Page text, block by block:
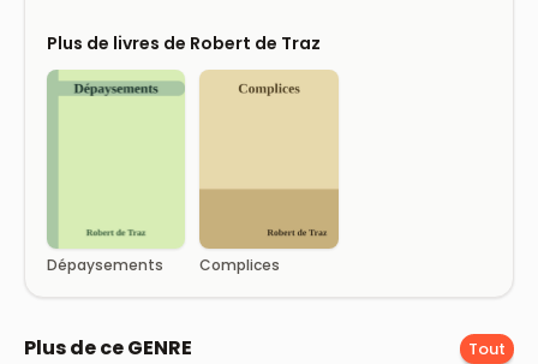
Plus de livres de Robert de Traz
Dépaysements Complices
Plus de ce GENRE Tout